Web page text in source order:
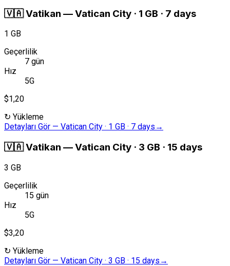
🇻🇦Vatikan —Vatican City · 1 GB · 7 days
1 GB
Geçerlilik
7 gün
Hız
5G
$1,20
↻ Yükleme
Detayları Gör — Vatican City · 1 GB · 7 days →
🇻🇦Vatikan —Vatican City · 3 GB · 15 days
3 GB
Geçerlilik
15 gün
Hız
5G
$3,20
↻ Yükleme
Detayları Gör — Vatican City · 3 GB · 15 days →